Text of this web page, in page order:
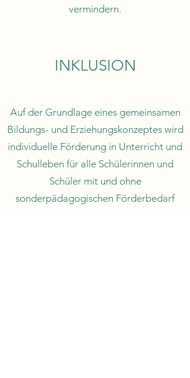
vermindern.
Auf der Grundlage eines gemeinsamen
Bildungs- und Erziehungskonzeptes wird
individuelle Förderung in Unterricht und
Schulleben für alle Schülerinnen und
Schüler mit und ohne
sonderpädagogischen Förderbedarf
INKLUSION